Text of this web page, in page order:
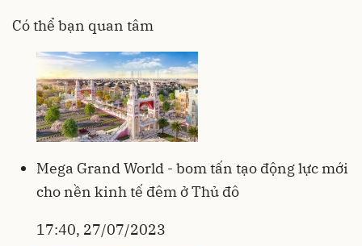
Có thể bạn quan tâm
Mega Grand World - bom tấn tạo động lực mới
cho nền kinh tế đêm ở Thủ đô
17:40, 27/07/2023